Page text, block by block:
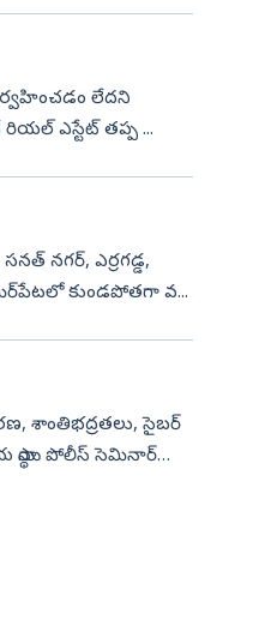
ఎస్టేట్‌ తప్ప ...
నగర్‌, ఎర్రగడ్డ,
కుండపోతగా వ...
శాంతిభద్రతలు, సైబర్
స్థాయి పోలీస్ సెమినార్